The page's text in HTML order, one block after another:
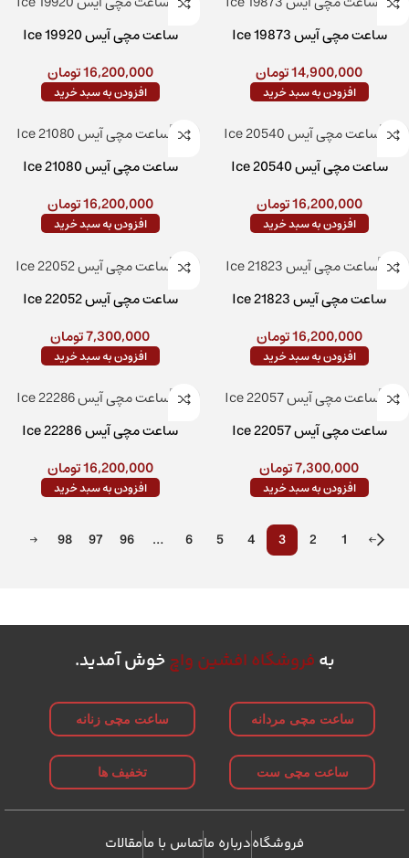
ساعت مچی آیس Ice 19873
14,900,000تومان
افزودن به سبد خرید
ساعت مچی آیس Ice 19920
16,200,000تومان
افزودن به سبد خرید
ساعت مچی آیس Ice 20540
16,200,000تومان
افزودن به سبد خرید
ساعت مچی آیس Ice 21080
16,200,000تومان
افزودن به سبد خرید
ساعت مچی آیس Ice 21823
16,200,000تومان
افزودن به سبد خرید
ساعت مچی آیس Ice 22052
7,300,000تومان
افزودن به سبد خرید
ساعت مچی آیس Ice 22057
7,300,000تومان
افزودن به سبد خرید
ساعت مچی آیس Ice 22286
16,200,000تومان
افزودن به سبد خرید
←
1
2
3
4
5
6
…
96
97
98
→
به فروشگاه افشین واچخوش آمدید.
ساعت مچی مردانه ساعت مچی زنانه
ساعت مچی ست تخفیف ها
فروشگاهدرباره ماتماس با مامقالات